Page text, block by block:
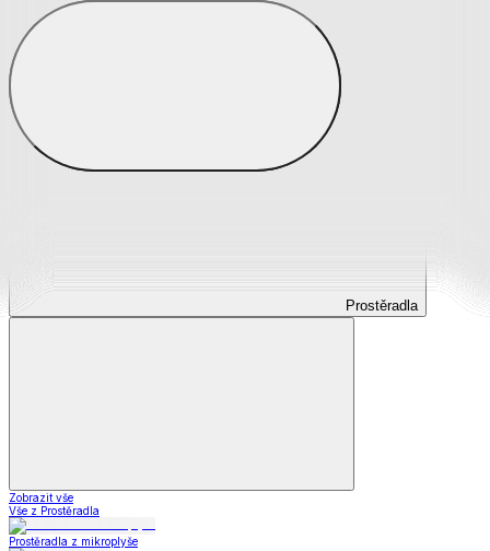
Prostěradla
Prostěradla
Zobrazit vše
Vše z Prostěradla
Prostěradla z mikroplyše